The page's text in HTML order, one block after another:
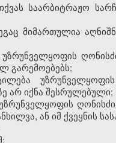
საარბიტრაჟო
მიმართულია
გარემოებებს;
არ იქნა შესრულებული;
ან იმ ქვეყნის